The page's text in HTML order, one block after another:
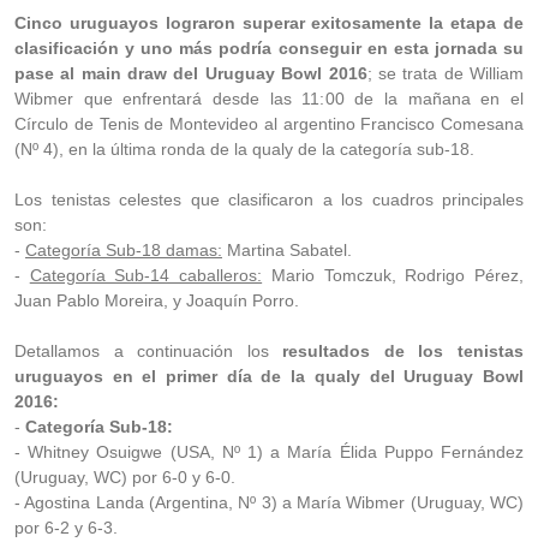
Cinco uruguayos lograron superar exitosamente la etapa de
clasificación y uno más podría conseguir en esta jornada su
pase al main draw del Uruguay Bowl 2016; se trata de William
Wibmer que enfrentará desde las 11:00 de la mañana en el
Círculo de Tenis de Montevideo al argentino Francisco Comesana
(Nº 4), en la última ronda de la qualy de la categoría sub-18.
Los tenistas celestes que clasificaron a los cuadros principales
son:
- Categoría Sub-18 damas: Martina Sabatel.
- Categoría Sub-14 caballeros: Mario Tomczuk, Rodrigo Pérez,
Juan Pablo Moreira, y Joaquín Porro.
Detallamos a continuación los resultados de los tenistas
uruguayos en el primer día de la qualy del Uruguay Bowl
2016:
- Categoría Sub-18:
- Whitney Osuigwe (USA, Nº 1) a María Élida Puppo Fernández
(Uruguay, WC) por 6-0 y 6-0.
- Agostina Landa (Argentina, Nº 3) a María Wibmer (Uruguay, WC)
por 6-2 y 6-3.